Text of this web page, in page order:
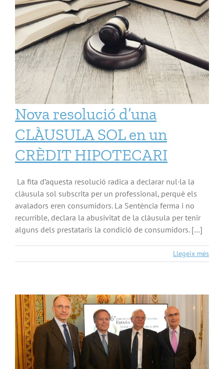
Nova resolució d’una
CLÀUSULA SOL en un
CRÈDIT HIPOTECARI
La fita d’aquesta resolució radica a declarar nul·la la
clàusula sol subscrita per un professional, perquè els
avaladors eren consumidors. La Sentència ferma i no
recurrible, declara la abusivitat de la clàusula per tenir
alguns dels prestataris la condició de consumidors. […]
Llegeix més